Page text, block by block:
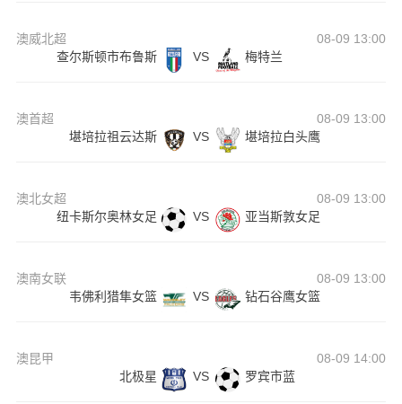
澳威北超
08-09 13:00
查尔斯顿市布鲁斯
VS 梅特兰
澳首超
08-09 13:00
堪培拉祖云达斯
VS 堪培拉白头鹰
澳北女超
08-09 13:00
纽卡斯尔奥林女足
VS 亚当斯敦女足
澳南女联
08-09 13:00
韦佛利猎隼女篮
VS 钻石谷鹰女篮
澳昆甲
08-09 14:00
北极星
VS 罗宾市蓝